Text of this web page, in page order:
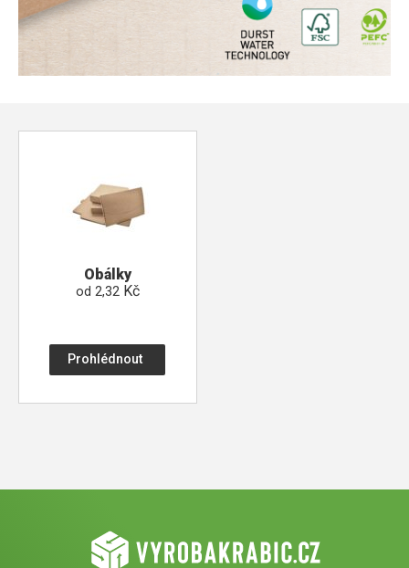
Obálky
od 2,32 Kč
Prohlédnout